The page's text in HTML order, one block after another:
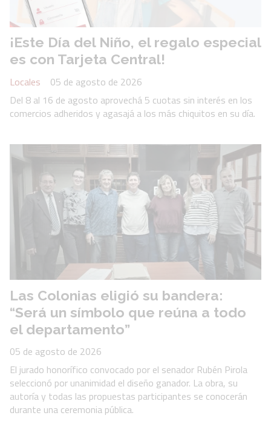
¡Este Día del Niño, el regalo especial
es con Tarjeta Central!
Locales
05 de agosto de 2026
Del 8 al 16 de agosto aprovechá 5 cuotas sin interés en los
comercios adheridos y agasajá a los más chiquitos en su día.
Las Colonias eligió su bandera:
“Será un símbolo que reúna a todo
el departamento”
05 de agosto de 2026
El jurado honorífico convocado por el senador Rubén Pirola
seleccionó por unanimidad el diseño ganador. La obra, su
autoría y todas las propuestas participantes se conocerán
durante una ceremonia pública.